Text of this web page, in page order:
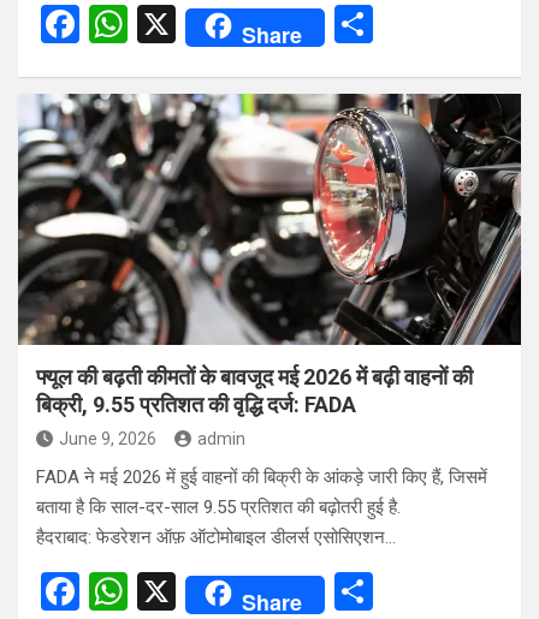
F
ce
b
o
o
k
W
at
s
A
p
p
X Share
ar
e
फ्यूल की बढ़ती कीमतों के बावजूद मई 2026 में बढ़ी वाहनों की
बिक्री, 9.55 प्रतिशत की वृद्धि दर्ज: FADA
June 9, 2026 admin
FADA ने मई 2026 में हुई वाहनों की बिक्री के आंकड़े जारी किए हैं, जिसमें
बताया है कि साल-दर-साल 9.55 प्रतिशत की बढ़ोतरी हुई है.
हैदराबाद: फेडरेशन ऑफ़ ऑटोमोबाइल डीलर्स एसोसिएशन…
F
W X Share